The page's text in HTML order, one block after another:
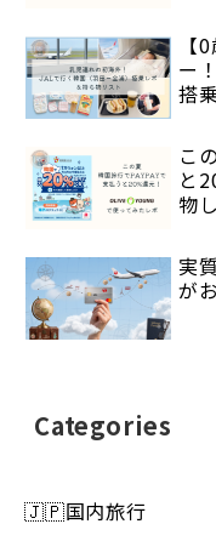
【
ー
搭
こ
と
物
実
が
Categories
🇯🇵国内旅行